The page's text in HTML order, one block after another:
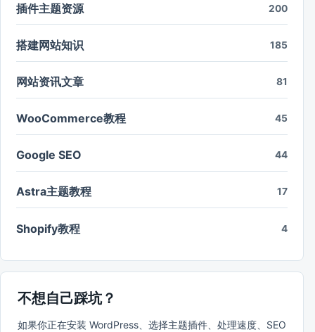
插件主题资源 200
搭建网站知识 185
网站资讯文章 81
WooCommerce教程 45
Google SEO 44
Astra主题教程 17
Shopify教程 4
不想自己踩坑？
如果你正在安装 WordPress、选择主题插件、处理速度、SEO